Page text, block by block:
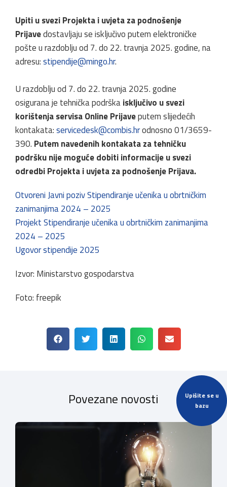
Upišite se u
bazu
Upiti u svezi Projekta i uvjeta za podnošenje
Prijavedostavljaju se isključivo putem elektroničke
pošte u razdoblju od 7. do 22. travnja 2025. godine, na
adresu:stipendije@mingo.hr.
U razdoblju od 7. do 22. travnja 2025. godine
osigurana je tehnička podrškaisključivo u svezi
korištenja servisa Online Prijaveputem slijedećih
kontakata:servicedesk@combis.hrodnosno 01/3659-
390. Putem navedenih kontakata za tehničku
podršku nije moguće dobiti informacije u svezi
odredbi Projekta i uvjeta za podnošenje Prijava.
Otvoreni Javni poziv Stipendiranje učenika u obrtničkim
zanimanjima 2024 – 2025
Projekt Stipendiranje učenika u obrtničkim zanimanjima
2024 – 2025
Ugovor stipendije 2025
Izvor: Ministarstvo gospodarstva
Foto: freepik
Povezane novosti